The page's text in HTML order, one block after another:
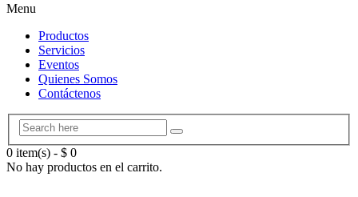
Menu
Productos
Servicios
Eventos
Quienes Somos
Contáctenos
0 item(s) - $ 0
No hay productos en el carrito.